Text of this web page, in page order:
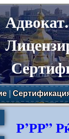
|
Р’РР”